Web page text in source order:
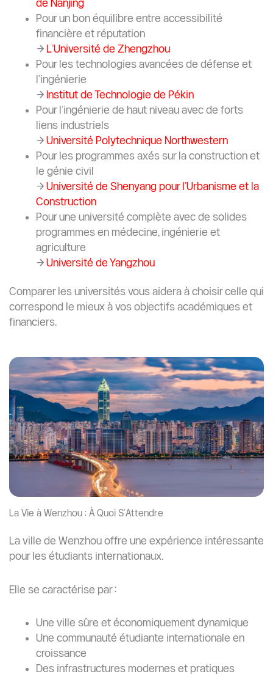
de Nanjing
Pour un bon équilibre entre accessibilité
financière et réputation
→ L’Université de Zhengzhou
Pour les technologies avancées de défense et
l’ingénierie
→ Institut de Technologie de Pékin
Pour l’ingénierie de haut niveau avec de forts
liens industriels
→ Université Polytechnique Northwestern
Pour les programmes axés sur la construction et
le génie civil
→ Université de Shenyang pour l’Urbanisme et la
Construction
Pour une université complète avec de solides
programmes en médecine, ingénierie et
agriculture
→ Université de Yangzhou
Comparer les universités vous aidera à choisir celle qui
correspond le mieux à vos objectifs académiques et
financiers.
La Vie à Wenzhou : À Quoi S’Attendre
La ville de Wenzhou offre une expérience intéressante
pour les étudiants internationaux.
Elle se caractérise par :
Une ville sûre et économiquement dynamique
Une communauté étudiante internationale en
croissance
Des infrastructures modernes et pratiques